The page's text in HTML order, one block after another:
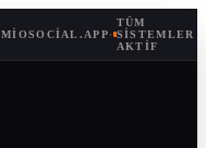
MIOSOCIAL.APP·
TÜM
SISTEMLER
AKTIF